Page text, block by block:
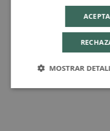
Consejos de
MOSTRAR